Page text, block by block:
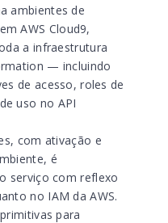
ambientes de
AWS Cloud9,
a infraestrutura
— incluindo
de acesso, roles de
uso no API
com ativação e
é
serviço com reflexo
no IAM da AWS.
para